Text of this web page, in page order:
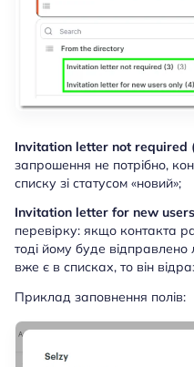
Invitation letter not required
запрошення не потрібно,
списку зі статусом «новий»;
Invitation letter for new
перевірку: якщо контакта
тоді йому буде
вже є в списках, то він
Приклад заповнення полів: